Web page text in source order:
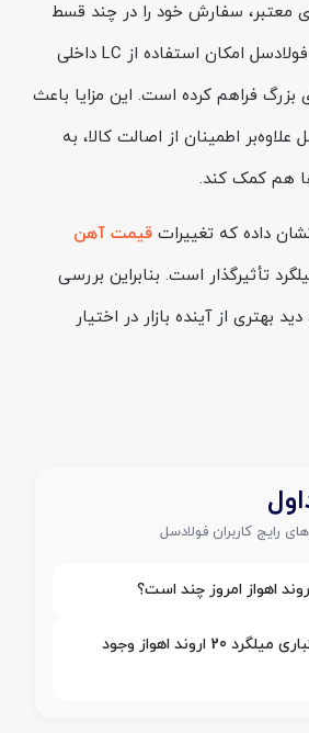
معتبر، سفارش خود را در چند قسط
پرداخت کنند. همچنین، فولادسل امکان استفاده از LC داخلی
بزرگ فراهم کرده است. این مزایا باعث
اطمینان از اصالت کالا، به
هم کمک کند.
داده که تغییرات قیمت آهن
تأثیرگذار است. بنابراین بررسی
بهتری از آینده بازار در اختیار
رایج کاربران فولادسل
آیا امکان خرید اعتباری میلگرد 20 اروند اهواز وجود